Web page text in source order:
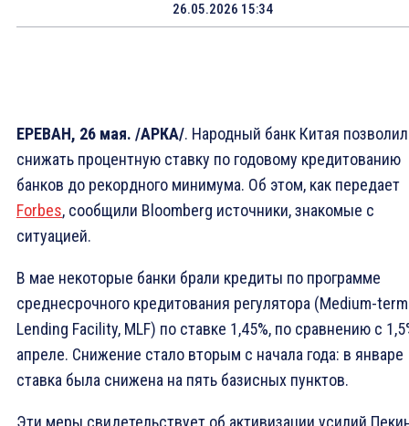
26.05.2026 15:34
ЕРЕВАН, 26 мая. /АРКА/. Народный банк Китая позволил
снижать процентную ставку по годовому кредитованию
банков до рекордного минимума. Об этом, как передает
Forbes, сообщили Bloomberg источники, знакомые с
ситуацией.
В мае некоторые банки брали кредиты по программе
среднесрочного кредитования регулятора (Medium-term
Lending Facility, MLF) по ставке 1,45%, по сравнению с
апреле. Снижение стало вторым с начала года: в январе
ставка была снижена на пять базисных пунктов.
Эти меры свидетельствует об активизации усилий